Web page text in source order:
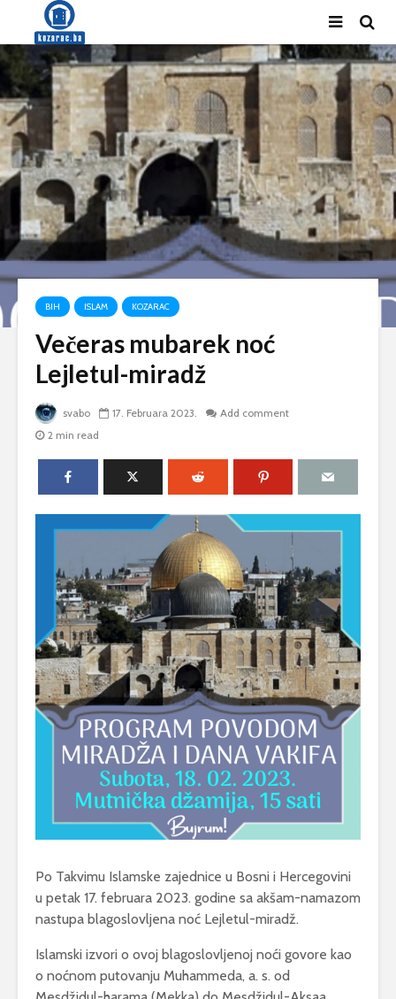
BIH ISLAM KOZARAC
Večeras mubarek noć
Lejletul-miradž
svabo 17. Februara 2023.
Add comment
2 min read
Po Takvimu Islamske zajednice u Bosni i Hercegovini
u petak 17. februara 2023. godine sa akšam-namazom
nastupa blagoslovljena noć Lejletul-miradž.
Islamski izvori o ovoj blagoslovljenoj noći govore kao
o noćnom putovanju Muhammeda, a. s. od